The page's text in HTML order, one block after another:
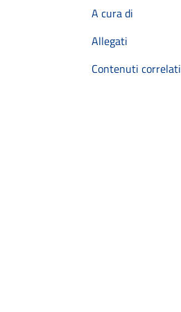
A cura di
Allegati
Contenuti correlati